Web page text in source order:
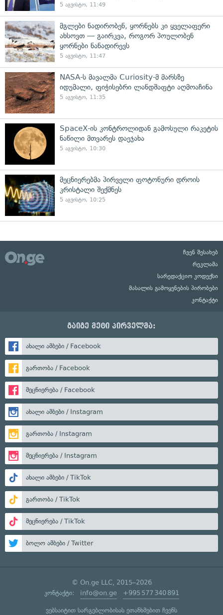
5 აგვისტო, 11:49
მგლები ნადირობენ, ყორნებს კი ყველაფერი
ახსოვთ — გაირკვა, როგორ პოულობენ
ყორნები ნანადირევს
5 აგვისტო, 11:47
NASA-ს მავალმა Curiosity-მ მარსზე
იდუმალი, ფიჭისებრი ლანდშაფტი აღმოაჩინა
5 აგვისტო, 11:35
SpaceX-ის კონტროლიდან გამოსული რაკეტის
ნაწილი მთვარეს დაეჯახა
5 აგვისტო, 10:30
მეცნიერებმა პირველი ფოტონური დროის
კრისტალი შექმნეს
5 აგვისტო, 10:25
ჩვენ შესახებ
რეკლამა
სარედაქციო კოდექსი
მასალის გამოყენების პირობები
კონტაქტი
გაიგე მეტი პირველმა:
ახალი ამბები / Facebook
გართობა / Facebook
მეცნიერება / Facebook
ახალი ამბები / Instagram
გართობა / Instagram
მეცნიერება / Instagram
ახალი ამბები / TikTok
გართობა / TikTok
მეცნიერება / TikTok
ბოლო ამბები / Twitter
© On.ge LLC, 2015–2026
კონტაქტი: info@on.ge +995 577 340 891
ვებსაიტით სარგებლობისას ეთანხმებით ჩვენს